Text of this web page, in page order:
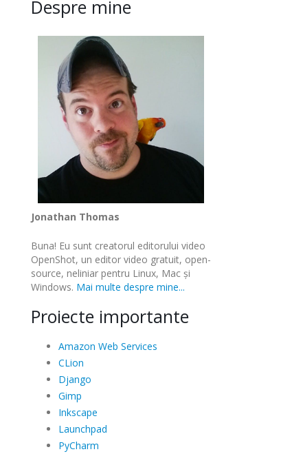
Despre mine
Jonathan Thomas
Buna! Eu sunt creatorul editorului video
OpenShot, un editor video gratuit, open-
source, neliniar pentru Linux, Mac și
Windows. Mai multe despre mine...
Proiecte importante
Amazon Web Services
CLion
Django
Gimp
Inkscape
Launchpad
PyCharm